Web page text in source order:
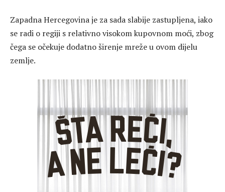
Zapadna Hercegovina je za sada slabije zastupljena, iako
se radi o regiji s relativno visokom kupovnom moći, zbog
čega se očekuje dodatno širenje mreže u ovom dijelu
zemlje.